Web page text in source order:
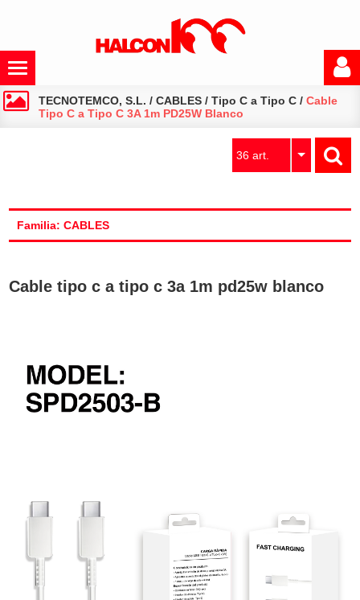
TECNOTEMCO, S.L. /CABLES /Tipo C a Tipo C /Cable
Tipo C a Tipo C 3A 1m PD25W Blanco
36 art.
Familia: CABLES
Cable tipo c a tipo c 3a 1m pd25w blanco